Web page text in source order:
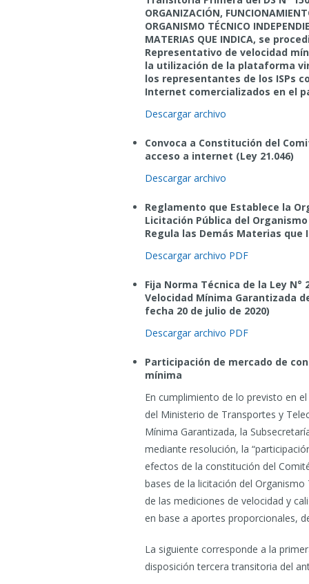
ORGANIZACIÓN,
ORGANISMO TÉCNICO
MATERIAS QUE INDICA, se
Representativo de velocidad
la utilización de la plataforma
los representantes de los ISPs
Internet comercializados en el
Descargar archivo
Convoca a Constitución del
acceso a internet (Ley 21.046)
Descargar archivo
Reglamento que Establece la
Licitación Pública del
Regula las Demás Materias que
Descargar archivo PDF
Fija Norma Técnica de la Ley N°
Velocidad Mínima Garantizada
fecha 20 de julio de 2020)
Descargar archivo PDF
Participación de mercado de
mínima
En cumplimiento de lo previsto en
del Ministerio de Transportes y
Mínima Garantizada, la
mediante resolución, la
efectos de la constitución del
bases de la licitación del
de las mediciones de velocidad y
en base a aportes proporcionales,
La siguiente corresponde a la
disposición tercera transitoria del